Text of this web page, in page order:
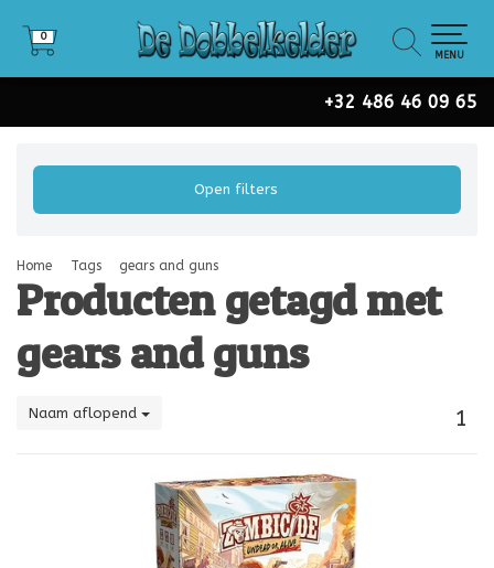
+32 486 46 09 65
0
0
MENU
Open filters
Home Tags gears and guns
Producten getagd met
gears and guns
Naam aflopend 1